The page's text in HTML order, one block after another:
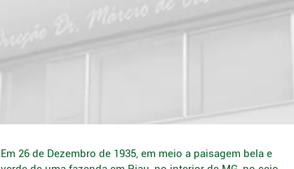
Em 26 de Dezembro de 1935, em meio a paisagem bela e